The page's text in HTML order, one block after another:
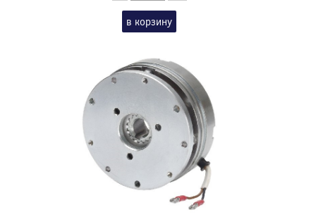
в корзину